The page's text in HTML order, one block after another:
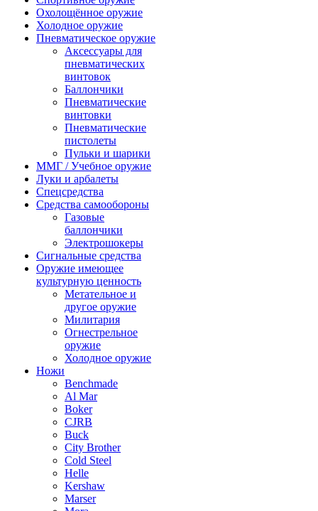
Охолощённое оружие
Холодное оружие
Пневматическое оружие
Аксессуары для
пневматических
винтовок
Баллончики
Пневматические
винтовки
Пневматические
пистолеты
Пульки и шарики
ММГ / Учебное оружие
Луки и арбалеты
Спецсредства
Средства самообороны
Газовые
баллончики
Электрошокеры
Сигнальные средства
Оружие имеющее
культурную ценность
Метательное и
другое оружие
Милитария
Огнестрельное
оружие
Холодное оружие
Ножи
Benchmade
Al Mar
Boker
CJRB
Buck
City Brother
Cold Steel
Helle
Kershaw
Marser